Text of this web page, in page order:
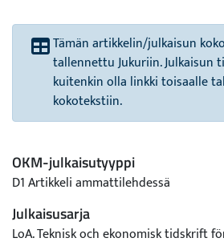
Tämän artikkelin/julkaisun
tallennettu Jukuriin. Julkaisun
kuitenkin olla linkki toisaalle
kokotekstiin.
OKM-julkaisutyyppi
D1 Artikkeli ammattilehdessä
Julkaisusarja
LoA. Teknisk och ekonomisk tidskrift